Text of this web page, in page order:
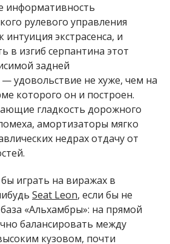
информативность
рулевого управления
интуиция экстрасенса, и
в изгиб серпантина этот
задней
удовольствие не хуже, чем на
которого он и построен.
гладкость дорожного
амортизаторы мягко
недрах отдачу от
играть на виражах в
Seat Leon, если бы не
«Альхамбры»: на прямой
балансировать между
кузовом, почти